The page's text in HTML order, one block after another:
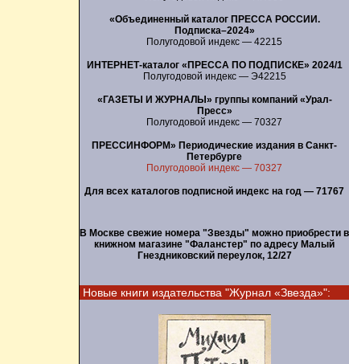
«Объединенный каталог ПРЕССА РОССИИ.
Подписка–2024»
Полугодовой индекс — 42215
ИНТЕРНЕТ-каталог «ПРЕССА ПО ПОДПИСКЕ» 2024/1
Полугодовой индекс — Э42215
«ГАЗЕТЫ И ЖУРНАЛЫ» группы компаний «Урал-
Пресс»
Полугодовой индекс — 70327
ПРЕССИНФОРМ» Периодические издания в Санкт-
Петербурге
Полугодовой индекс — 70327
Для всех каталогов подписной индекс на год — 71767
В Москве свежие номера "Звезды" можно приобрести в
книжном магазине "Фаланстер" по адресу Малый
Гнездниковский переулок, 12/27
Новые книги издательства "Журнал «Звезда»":